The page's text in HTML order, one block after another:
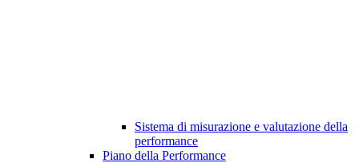
Sistema di misurazione e valutazione della
performance
Piano della Performance